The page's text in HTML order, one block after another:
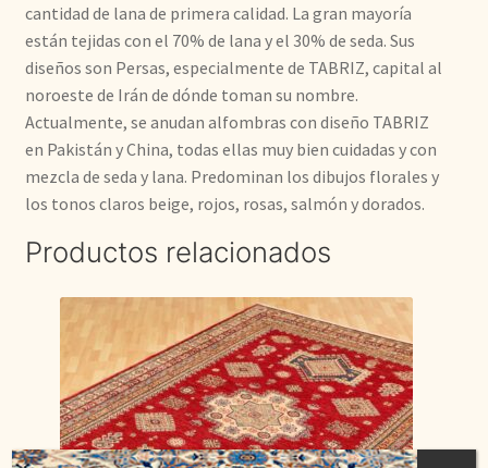
cantidad de lana de primera calidad. La gran mayoría
están tejidas con el 70% de lana y el 30% de seda. Sus
diseños son Persas, especialmente de TABRIZ, capital al
noroeste de Irán de dónde toman su nombre.
Actualmente, se anudan alfombras con diseño TABRIZ
en Pakistán y China, todas ellas muy bien cuidadas y con
mezcla de seda y lana. Predominan los dibujos florales y
los tonos claros beige, rojos, rosas, salmón y dorados.
Productos relacionados